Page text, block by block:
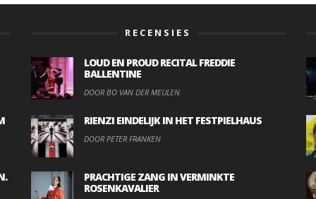
RECENSIES
LOUD EN PROUD RECITAL FREDDIE
BALLENTINE
DOOR BO VAN DER MEULEN
RIENZI EINDELIJK IN HET FESTPIELHAUS
DOOR PETER FRANKEN
PRACHTIGE ZANG IN VERMINKTE
ROSENKAVALIER